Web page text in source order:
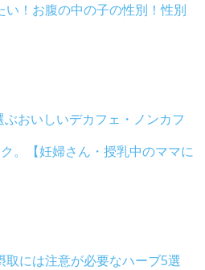
い！お腹の中の子の性別！性別
ぶおいしいデカフェ・ノンカフ
。【妊婦さん・授乳中のママに
取には注意が必要なハーブ5選